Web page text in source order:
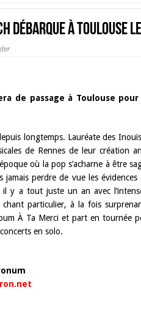
débarque à Toulouse
de passage à Toulouse
longtemps. Lauréate des
de Rennes de leur création
où la pop s’acharne à être
jamais perdre de vue les
il y a tout juste un an avec
chant particulier, à la fois
À Ta Merci et part en tournée
en solo.